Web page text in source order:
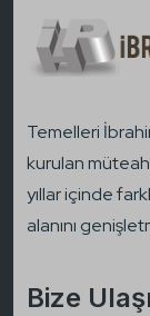
Temelleri
kurulan
yıllar içinde
alanını
Bize